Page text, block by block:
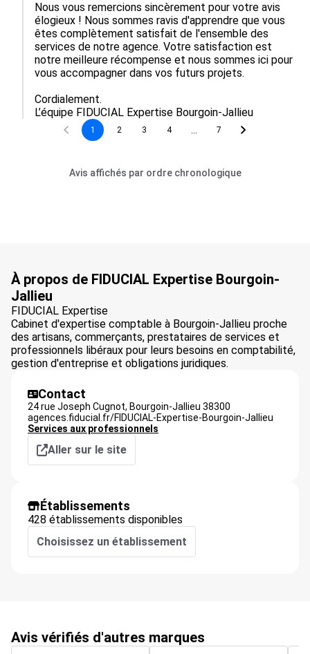
Nous vous remercions sincèrement pour votre avis
élogieux ! Nous sommes ravis d'apprendre que vous
êtes complètement satisfait de l'ensemble des
services de notre agence. Votre satisfaction est
notre meilleure récompense et nous sommes ici pour
vous accompagner dans vos futurs projets.
Cordialement.
L’équipe FIDUCIAL Expertise Bourgoin-Jallieu
1 2 3 4 7
Avis affichés par ordre chronologique
À propos de FIDUCIAL Expertise Bourgoin-
Jallieu
FIDUCIAL Expertise
Cabinet d'expertise comptable à Bourgoin-Jallieu proche
des artisans, commerçants, prestataires de services et
professionnels libéraux pour leurs besoins en comptabilité,
gestion d'entreprise et obligations juridiques.
Contact
24 rue Joseph Cugnot, Bourgoin-Jallieu 38300
agences.fiducial.fr/FIDUCIAL-Expertise-Bourgoin-Jallieu
Services aux professionnels
Aller sur le site
Établissements
428 établissements disponibles
Choisissez un établissement
Avis vérifiés d'autres marques